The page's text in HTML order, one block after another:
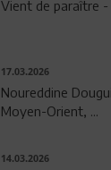
Vient de paraître -
17.03.2026
Noureddine
Moyen-Orient, ...
14.03.2026